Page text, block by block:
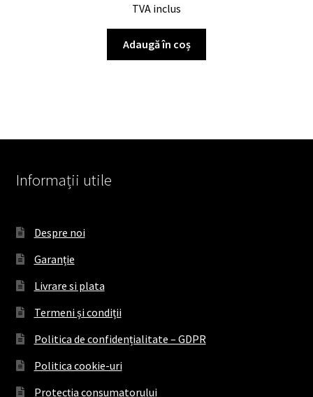
TVA inclus
Adaugă în coș
Informații utile
Despre noi
Garanție
Livrare si plata
Termeni și condiții
Politica de confidențialitate – GDPR
Politica cookie-uri
Protecția consumatorului